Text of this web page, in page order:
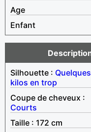
Age
Enfant
Silhouette : Quelques
kilos en trop
Coupe de cheveux :
Courts
Taille : 172 cm